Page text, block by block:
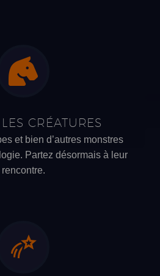
LES CRÉATURES
et bien d’autres monstres
Partez désormais à leur
rencontre.